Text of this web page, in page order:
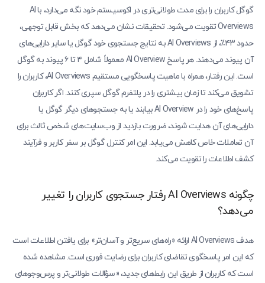
گوگل کاربران را برای مدت طولانی‌تری در اکوسیستم خود نگه می‌دارد، با AI
Overviews تقویت می‌شود. تحقیقات نشان می‌دهد که بخش قابل توجهی،
حدود ۴۳٪، از AI Overviews به نتایج جستجوی خود گوگل یا سایر دارایی‌های
آن پیوند می‌دهند. هر پاسخ AI Overview معمولاً شامل ۴ تا ۶ پیوند به گوگل
است. این رفتار، همراه با ماهیت پاسخگویی مستقیم AI Overviews، کاربران را
تشویق می‌کند تا زمان بیشتری را در پلتفرم گوگل سپری کنند. اگر کاربران
پاسخ‌های خود را در AI Overview بیابند یا به جستجوهای دیگر گوگل یا
دارایی‌های آن هدایت شوند، ضرورت بازدید از وب‌سایت‌های شخص ثالث برای
آن تعاملات خاص کاهش می‌یابد. این امر کنترل گوگل بر سفر کاربر و فرآیند
کشف اطلاعات را تقویت می‌کند.
چگونه AI Overviews رفتار جستجوی کاربران را تغییر
می‌دهد؟
هدف AI Overviews ارائه «راه‌های سریع‌تر و آسان‌تر» برای یافتن اطلاعات است
که این امر پاسخگوی تقاضای کاربران برای رضایت فوری است. مشاهده شده
است که کاربران از طریق این رابط‌های جدید، «سؤالات طولانی‌تر و پرس‌وجوهای